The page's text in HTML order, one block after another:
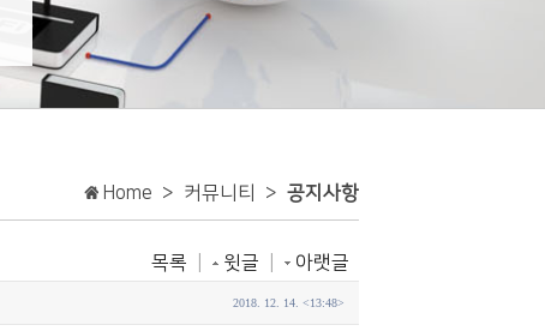
Home > 커뮤니티 > 공지사항
목록 윗글 아랫글
2018. 12. 14. <13:48>